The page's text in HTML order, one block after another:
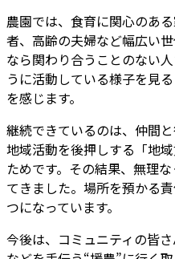
農園では、食育に関心のあ
者、高齢の夫婦など幅広い
なら関わり合うことのない
うに活動している様子を見
を感じます。
継続できているのは、仲間
地域活動を後押しする「地
ためです。その結果、無理
てきました。場所を預かる
つになっています。
今後は、コミュニティの皆